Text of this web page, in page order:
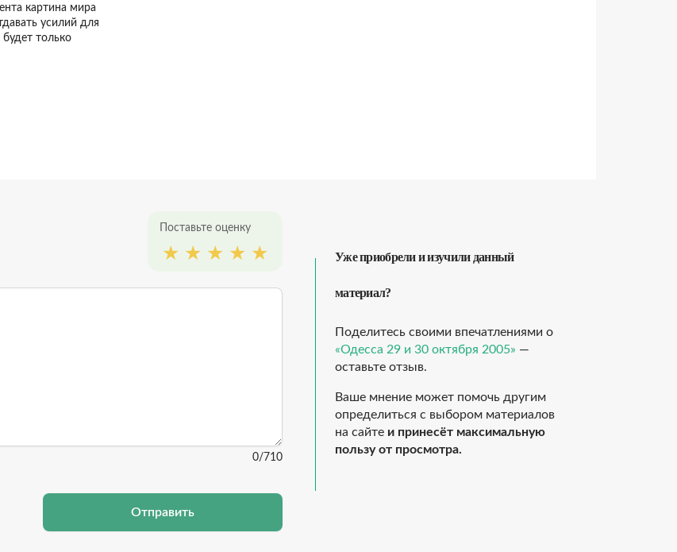
картина мира
усилий для
только
Поставьте оценку
0/710
Отправить
Уже приобрели и изучили данный
материал?
Поделитесь своими впечатлениями о
«Одесса 29 и 30 октября 2005» —
оставьте отзыв.
Ваше мнение может помочь другим
определиться с выбором материалов
на сайте и принесёт максимальную
пользу от просмотра.